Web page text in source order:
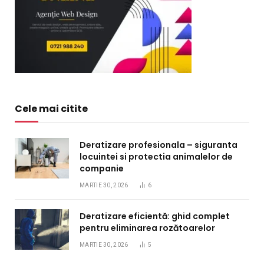
Cele mai citite
Deratizare profesionala – siguranta
locuintei si protectia animalelor de
companie
MARTIE 30, 2026 6
Deratizare eficientă: ghid complet
pentru eliminarea rozătoarelor
MARTIE 30, 2026 5